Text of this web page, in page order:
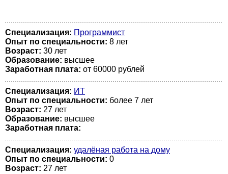
Специализация: Программист
Опыт по специальности: 8 лет
Возраст: 30 лет
Образование: высшее
Заработная плата: от 60000 рублей
Специализация: ИТ
Опыт по специальности: более 7 лет
Возраст: 27 лет
Образование: высшее
Заработная плата:
Специализация: удалёная работа на дому
Опыт по специальности: 0
Возраст: 27 лет